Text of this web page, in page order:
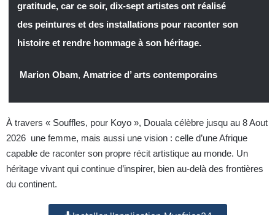
gratitude, car ce soir, dix-sept artistes ont réalisé
des peintures et des installations pour raconter son
histoire et rendre hommage à son héritage.
Marion Obam, Amatrice d’ arts contemporains
À travers « Souffles, pour Koyo », Douala célèbre jusqu au 8 Aout
2026 une femme, mais aussi une vision : celle d’une Afrique
capable de raconter son propre récit artistique au monde. Un
héritage vivant qui continue d’inspirer, bien au-delà des frontières
du continent.